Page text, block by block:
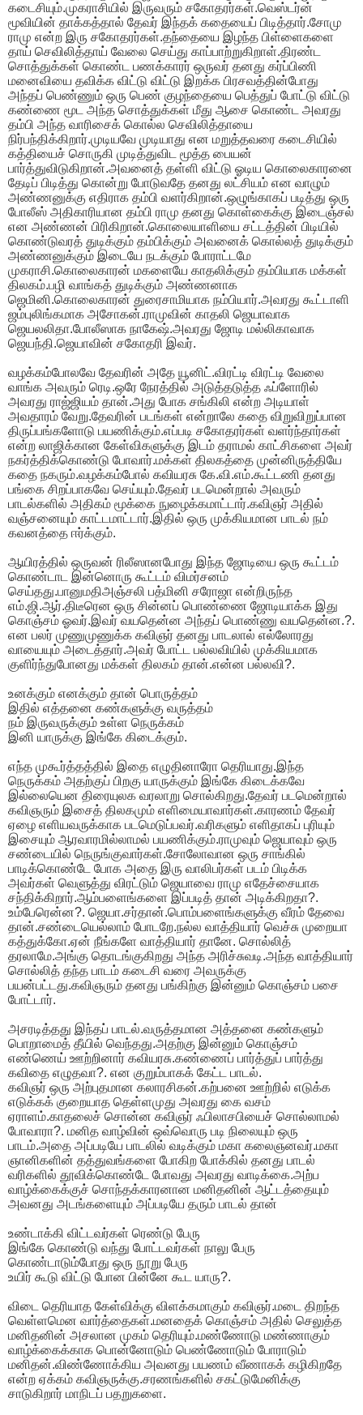
கடைசியும்.முகராசியில் இருவரும் சகோதரர்கள்.வெஸ்டர்ன்
மூவியின் தாக்கத்தால் தேவர் இந்தக் கதையைப் பிடித்தார்.சோமு
ராமு என்ற இரு சகோதரர்கள்.தந்தையை இழந்த பிள்ளைகளை
தாய் செவிலித்தாய் வேலை செய்து காப்பாற்றுகிறாள்.திரண்ட
சொத்துக்கள் கொண்ட பணக்காரர் ஒருவர் தனது கர்ப்பிணி
மனைவியை தவிக்க விட்டு விட்டு இறக்க பிரசவத்தின்போது
அந்தப் பெண்ணும் ஒரு பெண் குழந்தையை பெத்துப் போட்டு விட்டு
கண்ணை மூட அந்த சொத்துக்கள் மீது ஆசை கொண்ட அவரது
தம்பி அந்த வாரிசைக் கொல்ல செவிலித்தாயை
நிர்பந்திக்கிறார்.முடியவே முடியாது என மறுத்தவரை கடைசியில்
கத்தியைச் சொருகி முடித்துவிட மூத்த பையன்
பார்த்துவிடுகிறான்.அவனைத் தள்ளி விட்டு ஓடிய கொலைகாரனை
தேடிப் பிடித்து கொன்று போடுவதே தனது லட்சியம் என வாழும்
அண்ணனுக்கு எதிராக தம்பி வளர்கிறான்.ஒழுங்காகப் படித்து ஒரு
போலீஸ் அதிகாரியான தம்பி ராமு தனது கொள்கைக்கு இடைஞ்சல்
என அண்ணன் பிரிகிறான்.கொலையாளியை சட்டத்தின் பிடியில்
கொண்டுவரத் துடிக்கும் தம்பிக்கும் அவனைக் கொல்லத் துடிக்கும்
அண்ணனுக்கும் இடையே நடக்கும் போராட்டமே
முகராசி.கொலைகாரன் மகளையே காதலிக்கும் தம்பியாக மக்கள்
திலகம்.பழி வாங்கத் துடிக்கும் அண்ணனாக
ஜெமினி.கொலைகாரன் துரைசாமியாக நம்பியார்.அவரது கூட்டாளி
ஜம்புலிங்கமாக அசோகன்.ராமுவின் காதலி ஜெயாவாக
ஜெயலலிதா.போலீஸாக நாகேஷ்.அவரது ஜோடி மல்லிகாவாக
ஜெயந்தி.ஜெயாவின் சகோதரி இவர்.
வழக்கம்போலவே தேவரின் அதே யூனிட்.விரட்டி விரட்டி வேலை
வாங்க அவரும் ரெடி.ஒரே நேரத்தில் அடுத்தடுத்த ஃப்ளோரில்
அவரது ராஜ்ஜியம் தான்.அது போக சங்கிலி என்ற அடியாள்
அவதாரம் வேறு.தேவரின் படங்கள் என்றாலே கதை விறுவிறுப்பான
திருப்பங்களோடு பயணிக்கும்.எப்படி சகோதரர்கள் வளர்ந்தார்கள்
என்ற லாஜிக்கான கேள்விகளுக்கு இடம் தராமல் காட்சிகளை அவர்
நகர்த்திக்கொண்டு போவார்.மக்கள் திலகத்தை முன்னிருத்தியே
கதை நகரும்.வழக்கம்போல் கவியரசு கே.வி.எம்.கூட்டணி தனது
பங்கை சிறப்பாகவே செய்யும்.தேவர் படமென்றால் அவரும்
பாடல்களில் அதிகம் மூக்கை நுழைக்கமாட்டார்.கவிஞர் அதில்
வஞ்சனையும் காட்டமாட்டார்.இதில் ஒரு முக்கியமான பாடல் நம்
கவனத்தை ஈர்க்கும்.
ஆயிரத்தில் ஒருவன் ரிலீஸானபோது இந்த ஜோடியை ஒரு கூட்டம்
கொண்டாட இன்னொரு கூட்டம் விமர்சனம்
செய்தது.பானுமதிஅஞ்சலி பத்மினி சரோஜா என்றிருந்த
எம்.ஜி.ஆர்.திடீரென ஒரு சின்னப் பொண்ணை ஜோடியாக்க இது
கொஞ்சம் ஓவர்.இவர் வயதென்ன அந்தப் பொண்ணு வயதென்ன.?.
என பலர் முணுமுணுக்க கவிஞர் தனது பாடலால் எல்லோரது
வாயையும் அடைத்தார்.அவர் போட்ட பல்லவியில் முக்கியமாக
குளிர்ந்துபோனது மக்கள் திலகம் தான்.என்ன பல்லவி?.
உனக்கும் எனக்கும் தான் பொருத்தம்
இதில் எத்தனை கண்களுக்கு வருத்தம்
நம் இருவருக்கும் உள்ள நெருக்கம்
இனி யாருக்கு இங்கே கிடைக்கும்.
எந்த முகூர்த்தத்தில் இதை எழுதினாரோ தெரியாது.இந்த
நெருக்கம் அதற்குப் பிறகு யாருக்கும் இங்கே கிடைக்கவே
இல்லையென திரையுலக வரலாறு சொல்கிறது.தேவர் படமென்றால்
கவிஞரும் இசைத் திலகமும் எளிமையாவார்கள்.காரணம் தேவர்
ஏழை எளியவருக்காக படமெடுப்பவர்.வரிகளும் எளிதாகப் புரியும்
இசையும் ஆரவாரமில்லாமல் பயணிக்கும்.ராமுவும் ஜெயாவும் ஒரு
சண்டையில் நெருங்குவார்கள்.சோலோவான ஒரு சாங்கில்
பாடிக்கொண்டே போக அதை இரு வாலிபர்கள் படம் பிடிக்க
அவர்கள் வெளுத்து விரட்டும் ஜெயாவை ராமு எதேச்சையாக
சந்திக்கிறார்.ஆம்பளைங்களை இப்படித் தான் அடிக்கிறதா?.
உம்பேரென்ன?. ஜெயா.சர்தான்.பொம்பளைங்களுக்கு வீரம் தேவை
தான்.சண்டையெல்லாம் போடறே.நல்ல வாத்தியார் வெச்சு முறையா
கத்துக்கோ.ஏன் நீங்களே வாத்தியார் தானே. சொல்லித்
தரலாமே.அங்கு தொடங்குகிறது அந்த அரிச்சுவடி.அந்த வாத்தியார்
சொல்லித் தந்த பாடம் கடைசி வரை அவருக்கு
பயன்பட்டது.கவிஞரும் தனது பங்கிற்கு இன்னும் கொஞ்சம் பசை
போட்டார்.
அசரடித்தது இந்தப் பாடல்.வருத்தமான அத்தனை கண்களும்
பொறாமைத் தீயில் வெந்தது.அதற்கு இன்னும் கொஞ்சம்
எண்ணெய் ஊற்றினார் கவியரசு.கண்ணைப் பார்த்துப் பார்த்து
கவிதை எழுதவா?. என குறும்பாகக் கேட்ட பாடல்.
கவிஞர் ஒரு அற்புதமான கலாரசிகன்.கற்பனை ஊற்றில் எடுக்க
எடுக்கக் குறையாத தெள்ளமுது அவரது கை வசம்
ஏராளம்.காதலைச் சொன்ன கவிஞர் ஃபிலாசபியைச் சொல்லாமல்
போவாரா?. மனித வாழ்வின் ஒவ்வொரு படி நிலையும் ஒரு
பாடம்.அதை அப்படியே பாடலில் வடிக்கும் மகா கலைஞனவர்.மகா
ஞானிகளின் தத்துவங்களை போகிற போக்கில் தனது பாடல்
வரிகளில் தூவிக்கொண்டே போவது அவரது வாடிக்கை.அற்ப
வாழ்க்கைக்குச் சொந்தக்காரனான மனிதனின் ஆட்டத்தையும்
அவனது அடங்களையும் அப்படியே தரும் பாடல் தான்
உண்டாக்கி விட்டவர்கள் ரெண்டு பேரு
இங்கே கொண்டு வந்து போட்டவர்கள் நாலு பேரு
கொண்டாடும்போது ஒரு நூறு பேரு
உயிர் கூடு விட்டு போன பின்னே கூட யாரு?.
விடை தெரியாத கேள்விக்கு விளக்கமாகும் கவிஞர்.மடை திறந்த
வெள்ளமென வார்த்தைகள்.மனதைக் கொஞ்சம் அதில் செலுத்த
மனிதனின் அசலான முகம் தெரியும்.மண்ணோடு மண்ணாகும்
வாழ்க்கைக்காக பொன்னோடும் பெண்ணோடும் போராடும்
மனிதன்.விண்ணோக்கிய அவனது பயணம் வீணாகக் கழிகிறதே
என்ற ஏக்கம் கவிஞருக்கு.சரணங்களில் சகட்டுமேனிக்கு
சாடுகிறார் மாநிடப் பதறுகளை.